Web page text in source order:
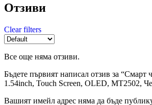
Отзиви
Clear filters
Все още няма отзиви.
Бъдете първият написал отзив за “Смарт
1.54inch, Touch Screen, OLED, MT2502,
Вашият имейл адрес няма да бъде